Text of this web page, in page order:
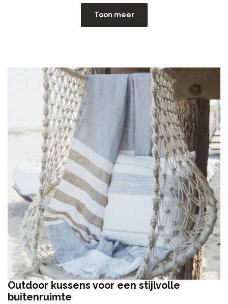
Toon meer
Outdoor kussens voor een stijlvolle
buitenruimte